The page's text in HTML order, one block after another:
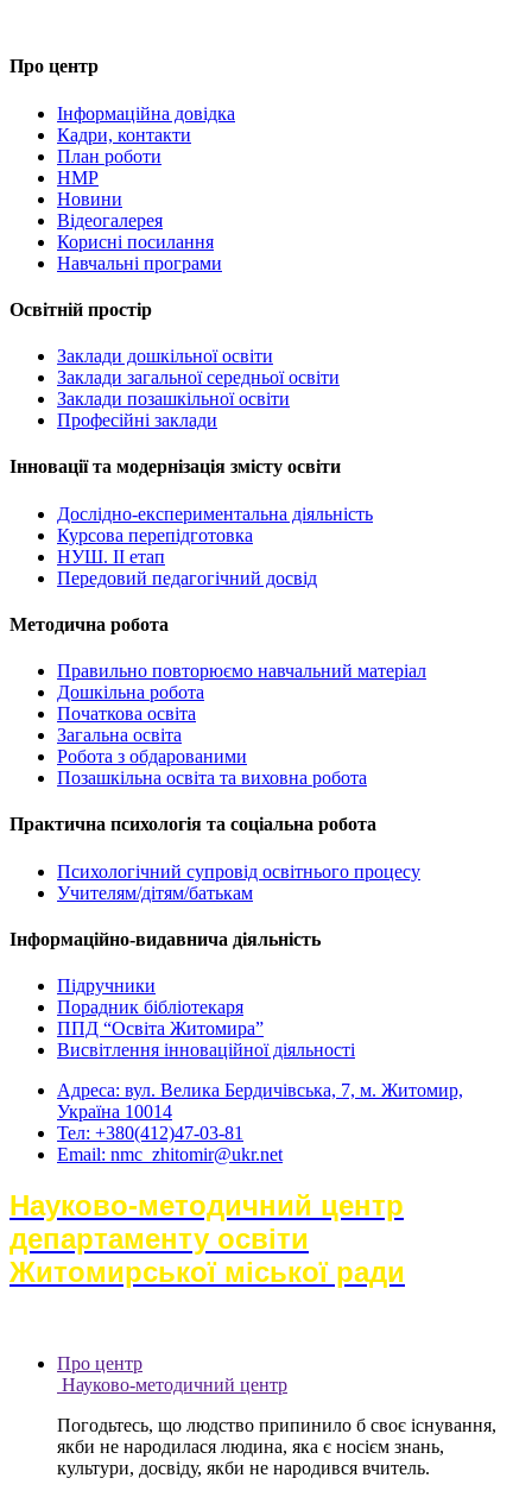
Про центр
Інформаційна довідка
Кадри, контакти
План роботи
НМР
Новини
Відеогалерея
Корисні посилання
Навчальні програми
Освітній простір
Заклади дошкільної освіти
Заклади загальної середньої освіти
Заклади позашкільної освіти
Професійні заклади
Інновації та модернізація змісту освіти
Дослідно-експериментальна діяльність
Курсова перепідготовка
НУШ. ІІ етап
Передовий педагогічний досвід
Методична робота
Правильно повторюємо навчальний матеріал
Дошкільна робота
Початкова освіта
Загальна освіта
Робота з обдарованими
Позашкільна освіта та виховна робота
Практична психологія та соціальна робота
Психологічний супровід освітнього процесу
Учителям/дітям/батькам
Інформаційно-видавнича діяльність
Підручники
Порадник бібліотекаря
ППД “Освіта Житомира”
Висвітлення інноваційної діяльності
Адреса: вул. Велика Бердичівська, 7, м. Житомир,
Україна 10014
Тел: +380(412)47-03-81
Email: nmc_zhitomir@ukr.net
Науково-методичний центр
департаменту освіти
Житомирської міської ради
Про центр
Науково-методичний центр
Погодьтесь, що людство припинило б своє існування,
якби не народилася людина, яка є носієм знань,
культури, досвіду, якби не народився вчитель.